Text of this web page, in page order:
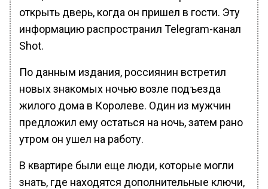
открыть дверь, когда он пришел в гости. Эту
информацию распространил Telegram-канал
Shot.
По данным издания, россиянин встретил
новых знакомых ночью возле подъезда
жилого дома в Королеве. Один из мужчин
предложил ему остаться на ночь, затем рано
утром он ушел на работу.
В квартире были еще люди, которые могли
знать, где находятся дополнительные ключи,